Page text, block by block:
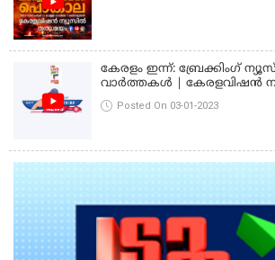
കേരളം ഇന്ന്: ബ്രേക്കിംഗ്
വാർത്തകൾ | കേരളവിഷൻ
Posted On 03-01-2023